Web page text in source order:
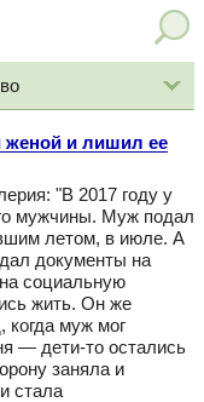
женой и лишил ее
"В 2017 году у
мужчины. Муж подал
летом, в июле. А
документы на
социальную
жить. Он же
когда муж мог
— дети-то остались
заняла и
стала